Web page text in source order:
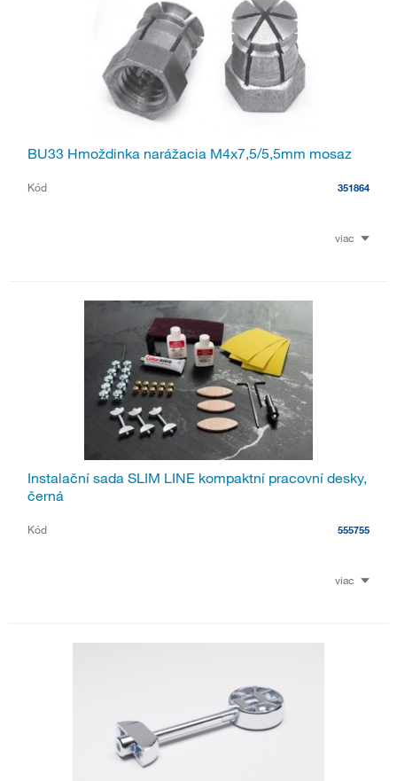
BU33 Hmoždinka narážacia M4x7,5/5,5mm mosaz
Kód 351864
viac
Instalační sada SLIM LINE kompaktní pracovní desky,
černá
Kód 555755
viac